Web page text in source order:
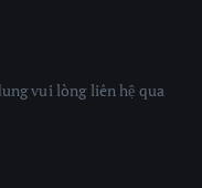
vui lòng liên hệ qua